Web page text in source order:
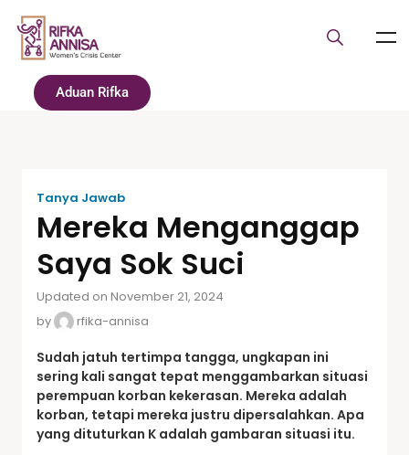
Aduan Rifka
Tanya Jawab
Mereka Menganggap
Saya Sok Suci
Updated on November 21, 2024
by
rfika-annisa
Sudah jatuh tertimpa tangga, ungkapan ini
sering kali sangat tepat menggambarkan situasi
perempuan korban kekerasan. Mereka adalah
korban, tetapi mereka justru dipersalahkan. Apa
yang dituturkan K adalah gambaran situasi itu.